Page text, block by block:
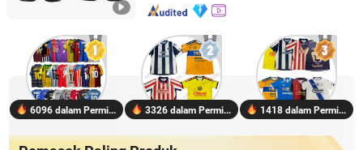
6096 dalam Permintaan 3326 dalam Permintaan 1418 dalam Permintaan